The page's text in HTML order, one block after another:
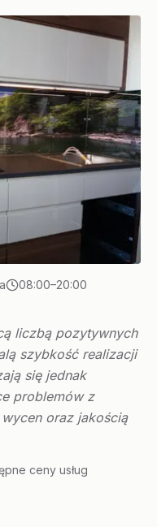
08:00–20:00
liczbą pozytywnych
szybkość realizacji
się jednak
problemów z
oraz jakością
ceny usług